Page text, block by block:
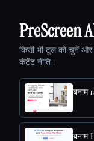
PreScreen
किसी भी टूल को चुनें और
कंटेंट नीति।
बनाम
बनाम